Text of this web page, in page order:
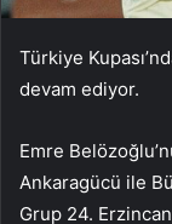
Türkiye
devam ediyor.
Emre
Ankaragücü ile
Grup 24.